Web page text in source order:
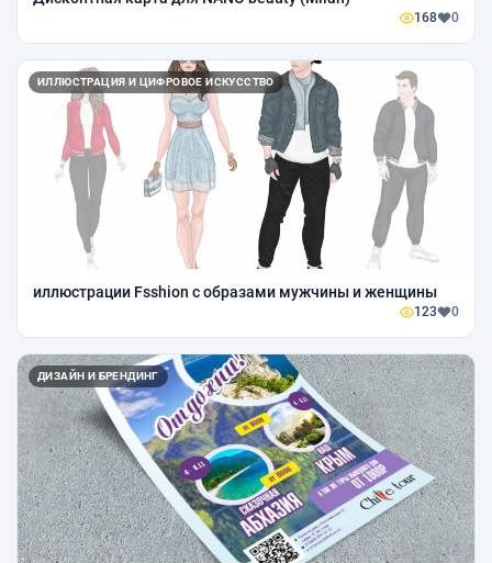
168 0
ИЛЛЮСТРАЦИЯ И ЦИФРОВОЕ ИСКУССТВО
иллюстрации Fsshion с образами мужчины и женщины
123 0
ДИЗАЙН И БРЕНДИНГ